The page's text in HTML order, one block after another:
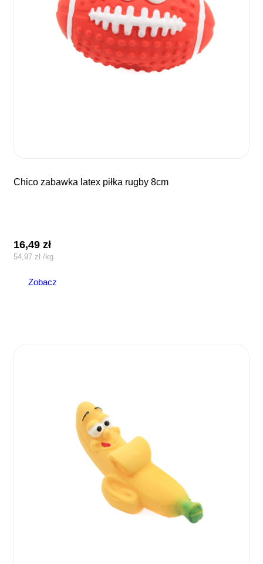
chico zabawka latex piłka rugby 8cm
16,49zł
54,97 zł /kg
Zobacz